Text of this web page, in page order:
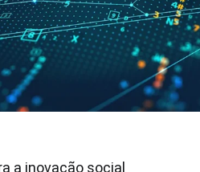
a inovação social